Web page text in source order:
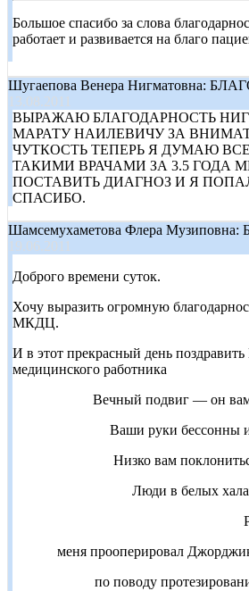
Большое спасибо за слова
работает и развивается на благо
Шугаепова Венера Нигматовна:
13.08.2011
ВЫРАЖАЮ БЛАГОДАРНОСТЬ
МАРАТУ НАИЛЕВИЧУ ЗА
ЧУТКОСТЬ ТЕПЕРЬ Я ДУМАЮ
ТАКИМИ ВРАЧАМИ ЗА 3.5 ГОДА
ПОСТАВИТЬ ДИАГНОЗ И Я
СПАСИБО.
Шамсемухаметова Флера Музиповна:
19.06.2011
Доброго времени суток.
Хочу выразить огромную
МКДЦ.
И в этот прекрасный день
медицинского работника
Вечный подвиг — он
Ваши руки бессонны
Низко вам
Люди в белых
меня прооперировал
по поводу